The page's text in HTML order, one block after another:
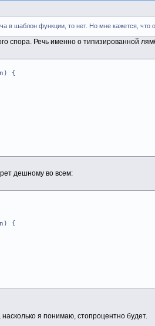
в шаблон функции, то нет. Но мне кажется,
спора. Речь именно о типизированной
{
дешному во всем:
{
я понимаю, стопроцентно будет.